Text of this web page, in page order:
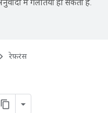
में गलतियां हो सकती हैं.
रेफ़रंस